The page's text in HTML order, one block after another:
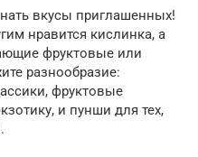
вкусы приглашенных!
нравится кислинка, а
фруктовые или
разнообразие:
фруктовые
и пунши для тех,